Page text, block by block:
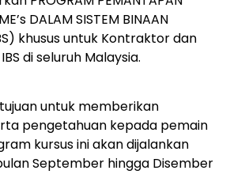
DALAM SISTEM BINAAN
khusus untuk Kontraktor dan
di seluruh Malaysia.
untuk memberikan
pengetahuan kepada pemain
kursus ini akan dijalankan
September hingga Disember